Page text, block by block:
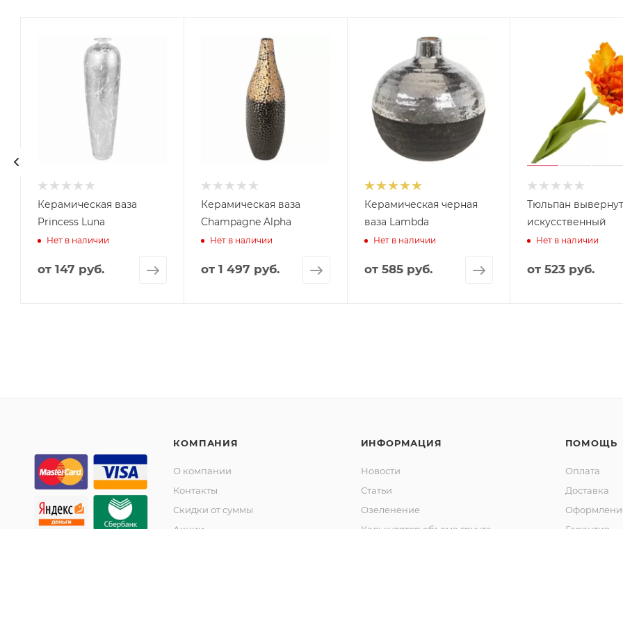
Керамическая ваза
Princess Luna
Нет в наличии
от 147 руб.
Керамическая ваза
Champagne Alpha
Нет в наличии
от 1 497 руб.
Керамическая черная
ваза Lambda
Нет в наличии
от 585 руб.
Тюльпан
искусственный
Нет в наличии
от523 руб.
КОМПАНИЯ
О компании
Контакты
Скидки от суммы
Акции
ИНФОРМАЦИЯ
Новости
Статьи
Озеленение
Калькулятор объема грунта
ПОМОЩЬ
Оплата
Доставка
Гарантия